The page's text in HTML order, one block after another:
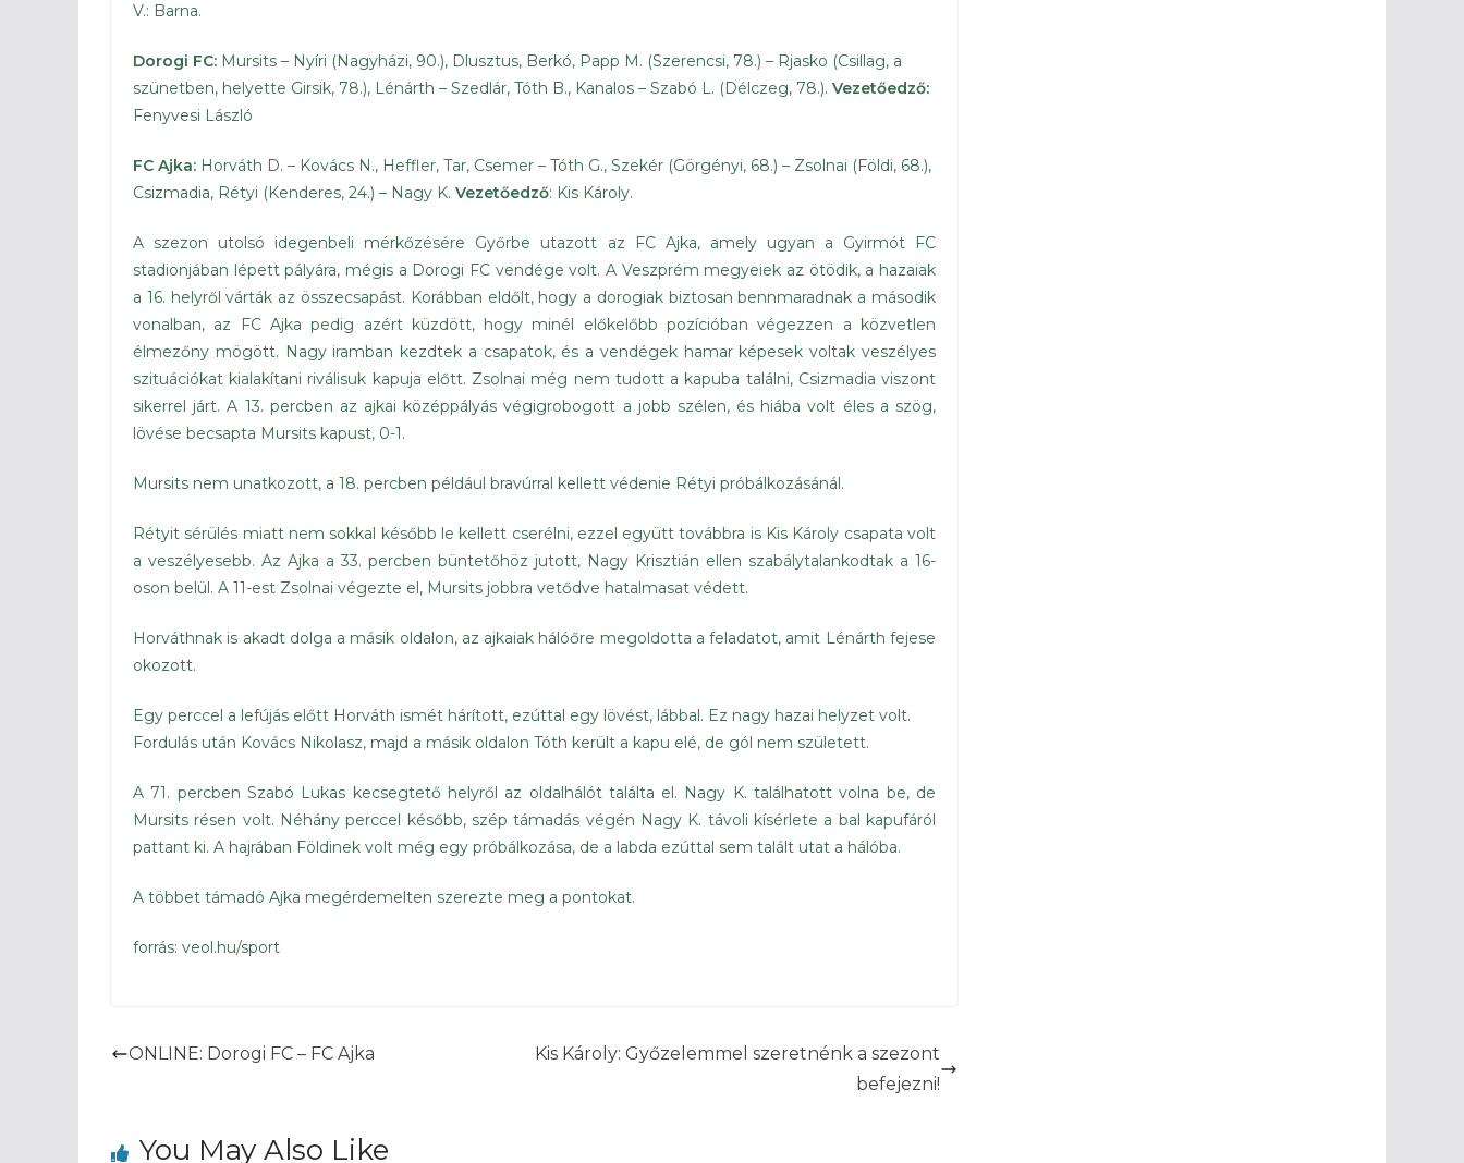
V.: Barna.
Dorogi FC: Mursits – Nyíri (Nagyházi, 90.), Dlusztus, Berkó, Papp M. (Szerencsi, 78.) – Rjasko (Csillag, a
szünetben, helyette Girsik, 78.), Lénárth – Szedlár, Tóth B., Kanalos – Szabó L. (Délczeg, 78.). Vezetőedző:
Fenyvesi László
FC Ajka: Horváth D. – Kovács N., Heffler, Tar, Csemer – Tóth G., Szekér (Görgényi, 68.) – Zsolnai (Földi, 68.),
Csizmadia, Rétyi (Kenderes, 24.) – Nagy K. Vezetőedző: Kis Károly.
A szezon utolsó idegenbeli mérkőzésére Győrbe utazott az FC Ajka, amely ugyan a Gyirmót FC
stadionjában lépett pályára, mégis a Dorogi FC vendége volt. A Veszprém megyeiek az ötödik, a hazaiak
a 16. helyről várták az összecsapást. Korábban eldőlt, hogy a dorogiak biztosan bennmaradnak a második
vonalban, az FC Ajka pedig azért küzdött, hogy minél előkelőbb pozícióban végezzen a közvetlen
élmezőny mögött. Nagy iramban kezdtek a csapatok, és a vendégek hamar képesek voltak veszélyes
szituációkat kialakítani riválisuk kapuja előtt. Zsolnai még nem tudott a kapuba találni, Csizmadia viszont
sikerrel járt. A 13. percben az ajkai középpályás végigrobogott a jobb szélen, és hiába volt éles a szög,
lövése becsapta Mursits kapust, 0-1.
Mursits nem unatkozott, a 18. percben például bravúrral kellett védenie Rétyi próbálkozásánál.
Rétyit sérülés miatt nem sokkal később le kellett cserélni, ezzel együtt továbbra is Kis Károly csapata volt
a veszélyesebb. Az Ajka a 33. percben büntetőhöz jutott, Nagy Krisztián ellen szabálytalankodtak a 16-
oson belül. A 11-est Zsolnai végezte el, Mursits jobbra vetődve hatalmasat védett.
Horváthnak is akadt dolga a másik oldalon, az ajkaiak hálóőre megoldotta a feladatot, amit Lénárth fejese
okozott.
Egy perccel a lefújás előtt Horváth ismét hárított, ezúttal egy lövést, lábbal. Ez nagy hazai helyzet volt.
Fordulás után Kovács Nikolasz, majd a másik oldalon Tóth került a kapu elé, de gól nem született.
A 71. percben Szabó Lukas kecsegtető helyről az oldalhálót találta el. Nagy K. találhatott volna be, de
Mursits résen volt. Néhány perccel később, szép támadás végén Nagy K. távoli kísérlete a bal kapufáról
pattant ki. A hajrában Földinek volt még egy próbálkozása, de a labda ezúttal sem talált utat a hálóba.
A többet támadó Ajka megérdemelten szerezte meg a pontokat.
forrás: veol.hu/sport
ONLINE: Dorogi FC – FC Ajka
Kis Károly: Győzelemmel szeretnénk a szezont
befejezni!
You May Also Like